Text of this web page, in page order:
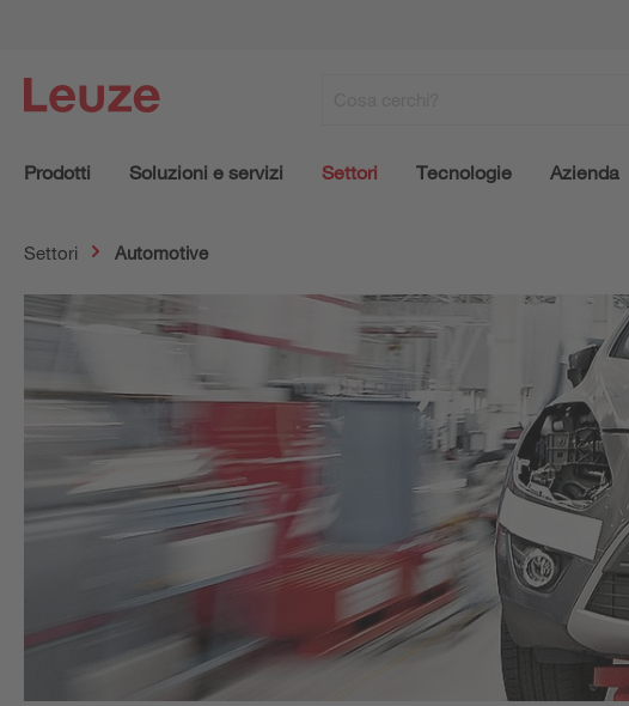
Prodotti Soluzioni e servizi Settori Tecnologie Azienda
Settori Automotive